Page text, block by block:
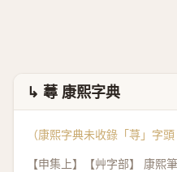
↳ 蕁 康熙字典
（康熙字典未收錄「荨」字
【申集上】【艸字部】 康熙